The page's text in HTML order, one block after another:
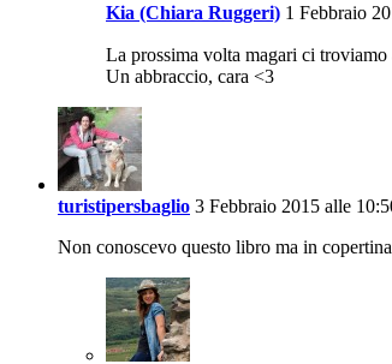
Kia (Chiara Ruggeri) 1 Febbraio
La prossima volta magari ci
Un abbraccio, cara <3
turistipersbaglio 3 Febbraio 2015 alle
Non conoscevo questo libro ma in